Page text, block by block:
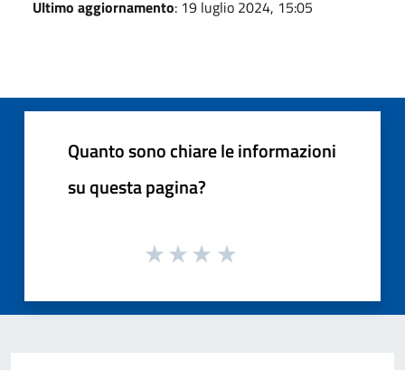
Ultimo aggiornamento: 19 luglio 2024, 15:05
Quanto sono chiare le informazioni
su questa pagina?